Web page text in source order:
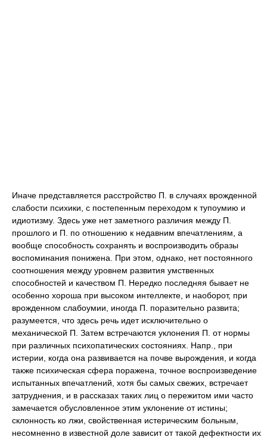
Иначе представляется расстройство П. в случаях врожденной
слабости психики, с постепенным переходом к тупоумию и
идиотизму. Здесь уже нет заметного различия между П.
прошлого и П. по отношению к недавним впечатлениям, а
вообще способность сохранять и воспроизводить образы
воспоминания понижена. При этом, однако, нет постоянного
соотношения между уровнем развития умственных
способностей и качеством П. Нередко последняя бывает не
особенно хороша при высоком интеллекте, и наоборот, при
врожденном слабоумии, иногда П. поразительно развита;
разумеется, что здесь речь идет исключительно о
механической П. Затем встречаются уклонения П. от нормы
при различных психопатических состояниях. Напр., при
истерии, когда она развивается на почве вырождения, и когда
также психическая сфера поражена, точное воспроизведение
испытанных впечатлений, хотя бы самых свежих, встречает
затруднения, и в рассказах таких лиц о пережитом ими часто
замечается обусловленное этим уклонение от истины;
склонность ко лжи, свойственная истерическим больным,
несомненно в известной доле зависит от такой дефектности их